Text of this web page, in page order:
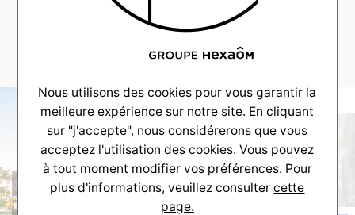
Andernos-2025–
_0006_DSC_9465
Nous utilisons des cookies pour vous garantir la
meilleure expérience sur notre site. En cliquant
sur "j'accepte", nous considérerons que vous
acceptez l'utilisation des cookies. Vous pouvez
à tout moment modifier vos préférences. Pour
plus d'informations, veuillez consultercette
page.